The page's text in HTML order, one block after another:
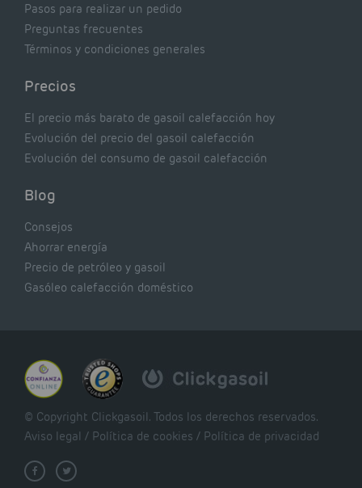
Pasos para realizar un pedido
Preguntas frecuentes
Términos y condiciones generales
Precios
El precio más barato de gasoil calefacción hoy
Evolución del precio del gasoil calefacción
Evolución del consumo de gasoil calefacción
Blog
Consejos
Ahorrar energía
Precio de petróleo y gasoil
Gasóleo calefacción doméstico
© Copyright Clickgasoil. Todos los derechos reservados.
Aviso legal / Política de cookies / Política de privacidad